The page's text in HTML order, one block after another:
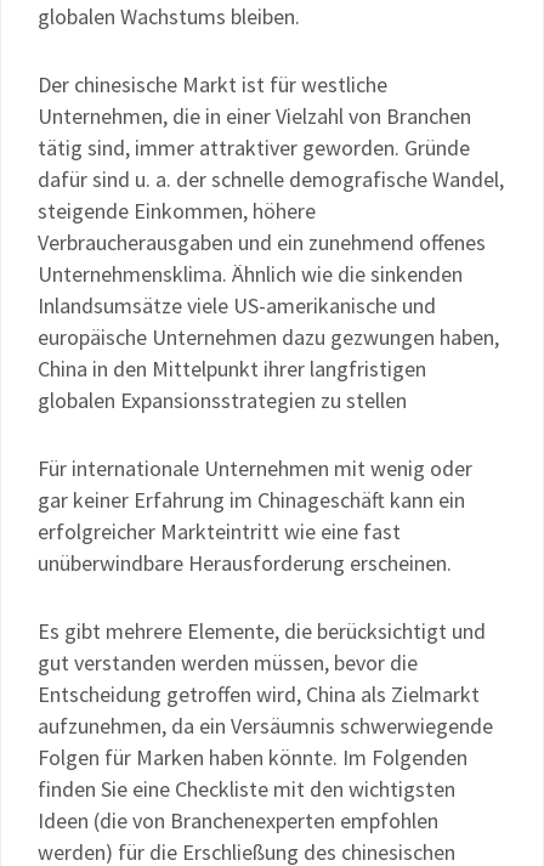
globalen Wachstums bleiben.
Der chinesische Markt ist für westliche
Unternehmen, die in einer Vielzahl von Branchen
tätig sind, immer attraktiver geworden. Gründe
dafür sind u. a. der schnelle demografische Wandel,
steigende Einkommen, höhere
Verbraucherausgaben und ein zunehmend offenes
Unternehmensklima. Ähnlich wie die sinkenden
Inlandsumsätze viele US-amerikanische und
europäische Unternehmen dazu gezwungen haben,
China in den Mittelpunkt ihrer langfristigen
globalen Expansionsstrategien zu stellen
Für internationale Unternehmen mit wenig oder
gar keiner Erfahrung im Chinageschäft kann ein
erfolgreicher Markteintritt wie eine fast
unüberwindbare Herausforderung erscheinen.
Es gibt mehrere Elemente, die berücksichtigt und
gut verstanden werden müssen, bevor die
Entscheidung getroffen wird, China als Zielmarkt
aufzunehmen, da ein Versäumnis schwerwiegende
Folgen für Marken haben könnte. Im Folgenden
finden Sie eine Checkliste mit den wichtigsten
Ideen (die von Branchenexperten empfohlen
werden) für die Erschließung des chinesischen